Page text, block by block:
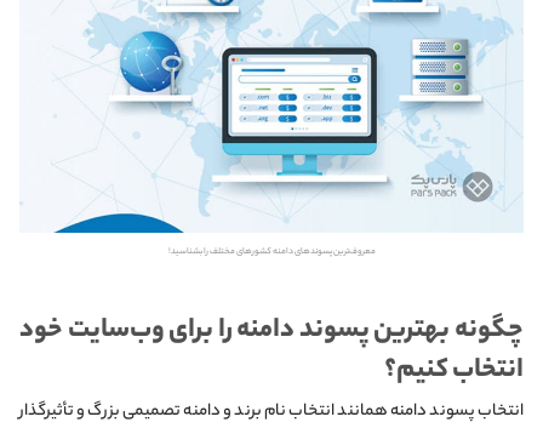
معروف‌ترین پسوندهای دامنه کشورهای مختلف را بشناسید!
چگونه بهترین پسوند دامنه را برای وب‌سایت خود
انتخاب کنیم؟
انتخاب پسوند دامنه همانند انتخاب نام برند و دامنه تصمیمی بزرگ و تأثیرگذار